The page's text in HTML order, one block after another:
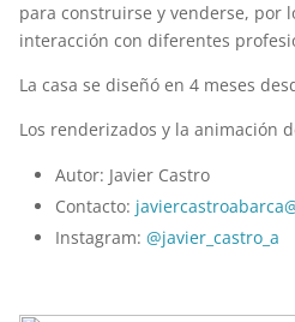
para construirse y venderse, por
interacción con diferentes
La casa se diseñó en 4 meses
Los renderizados y la animación
Autor: Javier Castro
Contacto:
Instagram:@javier_castro_a